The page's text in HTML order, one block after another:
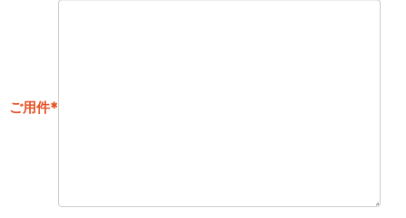
ご用件*